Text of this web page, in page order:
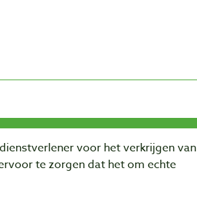
voor het verkrijgen van
te zorgen dat het om echte